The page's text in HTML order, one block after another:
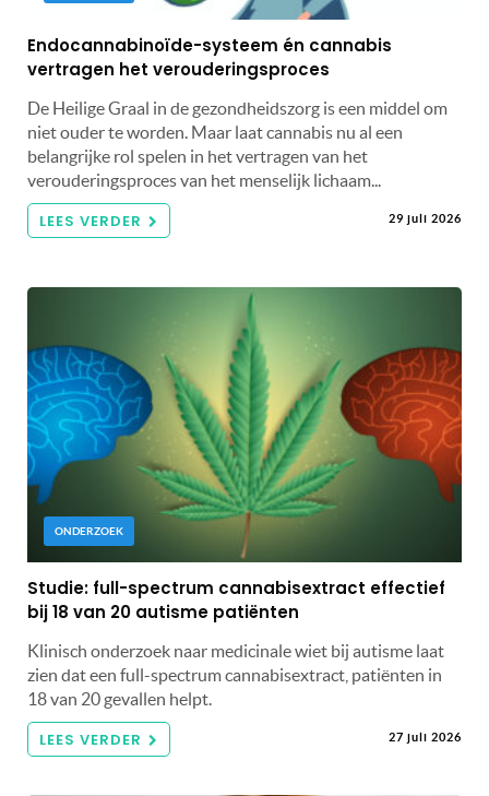
Endocannabinoïde-systeem én cannabis
vertragen het verouderingsproces
De Heilige Graal in de gezondheidszorg is een middel om
niet ouder te worden. Maar laat cannabis nu al een
belangrijke rol spelen in het vertragen van het
verouderingsproces van het menselijk lichaam...
LEES VERDER 29 juli 2026
ONDERZOEK
Studie: full-spectrum cannabisextract effectief
bij 18 van 20 autisme patiënten
Klinisch onderzoek naar medicinale wiet bij autisme laat
zien dat een full-spectrum cannabisextract, patiënten in
18 van 20 gevallen helpt.
LEES VERDER 27 juli 2026